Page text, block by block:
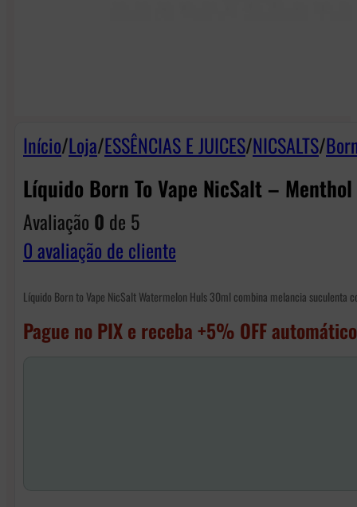
Início/Loja/ESSÊNCIAS E JUICES/NICSALTS/
Líquido Born To Vape NicSalt –
Avaliação 0 de 5
0avaliação de cliente
Líquido Born to Vape NicSalt Watermelon Huls 30ml combina melancia suculenta
Pague no PIX e receba +5% OFF